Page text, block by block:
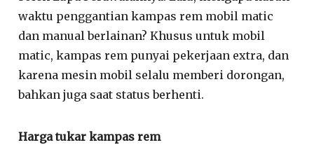
waktu penggantian kampas rem mobil matic
dan manual berlainan? Khusus untuk mobil
matic, kampas rem punyai pekerjaan extra, dan
karena mesin mobil selalu memberi dorongan,
bahkan juga saat status berhenti.
Harga tukar kampas rem